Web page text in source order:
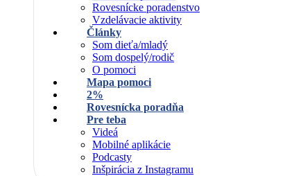
Rovesnícke poradenstvo
Vzdelávacie aktivity
Články
Som dieťa/mladý
Som dospelý/rodič
O pomoci
Mapa pomoci
2%
Rovesnícka poradňa
Pre teba
Videá
Mobilné aplikácie
Podcasty
Inšpirácia z Instagramu